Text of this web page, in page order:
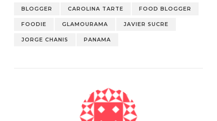
BLOGGER CAROLINA TARTE FOOD BLOGGER
FOODIE GLAMOURAMA JAVIER SUCRE
JORGE CHANIS PANAMA